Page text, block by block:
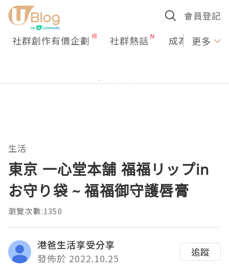
會員登記
社群創作有價企劃 社群熱話 成為U更多
生活
東京 一心堂本舗 福福リップin
お守り袋 ~ 福福御守護唇膏
瀏覽次數:1350
港爸生活享受分享
發佈於 2022.10.25
追蹤